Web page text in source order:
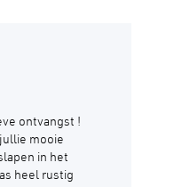
ontvangst !
mooie
in het
heel rustig